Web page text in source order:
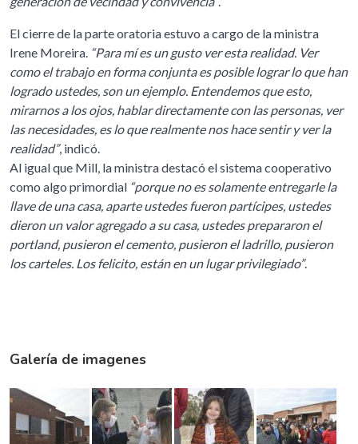
El cierre de la parte oratoria estuvo a cargo de la ministra
Irene Moreira. “Para mí es un gusto ver esta realidad. Ver
como el trabajo en forma conjunta es posible lograr lo que han
logrado ustedes, son un ejemplo. Entendemos que esto,
mirarnos a los ojos, hablar directamente con las personas, ver
las necesidades, es lo que realmente nos hace sentir y ver la
realidad”, indicó.
Al igual que Mill, la ministra destacó el sistema cooperativo
como algo primordial “porque no es solamente entregarle la
llave de una casa, aparte ustedes fueron partícipes, ustedes
dieron un valor agregado a su casa, ustedes prepararon el
portland, pusieron el cemento, pusieron el ladrillo, pusieron
los carteles. Los felicito, están en un lugar privilegiado”.
Galería de imagenes